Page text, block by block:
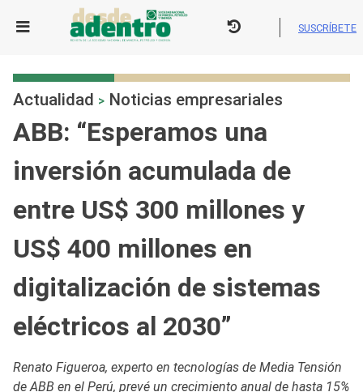
SUSCRÍBETE
Actualidad > Noticias empresariales
ABB: “Esperamos una
inversión acumulada de
entre US$ 300 millones y
US$ 400 millones en
digitalización de sistemas
eléctricos al 2030”
Renato Figueroa, experto en tecnologías de Media Tensión
de ABB en el Perú, prevé un crecimiento anual de hasta 15%